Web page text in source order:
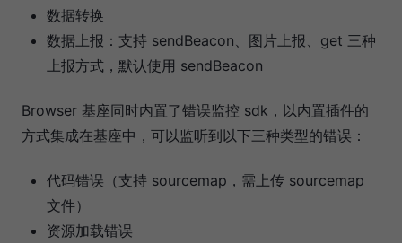
数据转换
数据上报：支持 sendBeacon、图片上报、get 三种
上报方式，默认使用 sendBeacon
Browser 基座同时内置了错误监控 sdk，以内置插件的
方式集成在基座中，可以监听到以下三种类型的错误：
代码错误（支持 sourcemap，需上传 sourcemap
文件）
资源加载错误